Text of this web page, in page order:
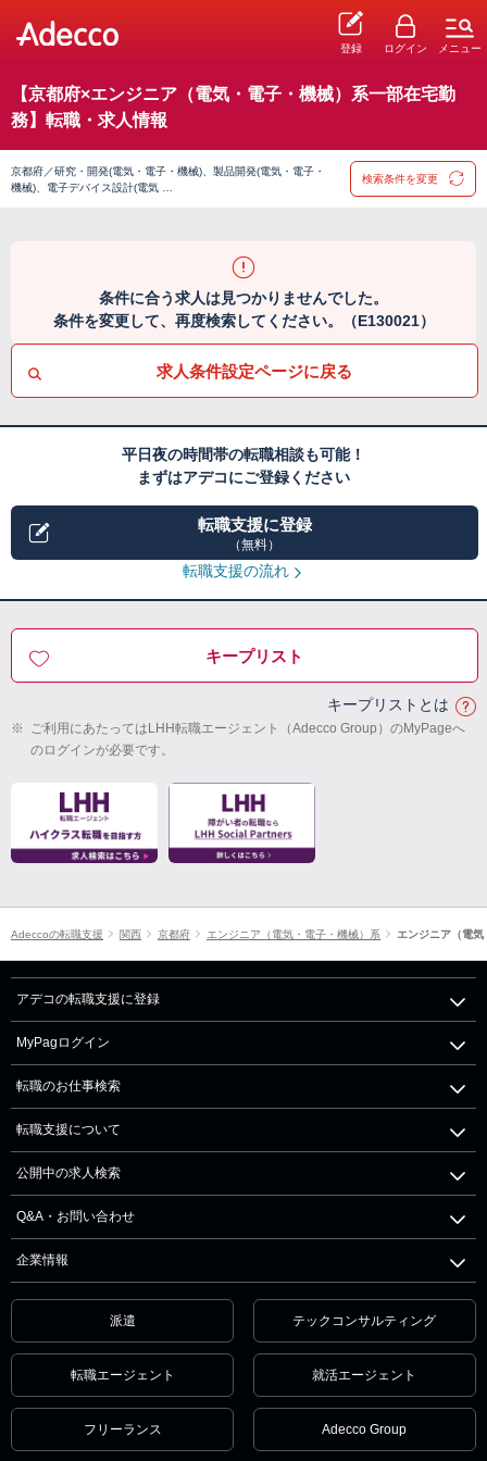
登録 ログイン メニュー
【京都府×エンジニア（電気・電子・機械）系一部在宅勤
務】転職・求人情報
京都府／研究・開発(電気・電子・機械)、製品開発(電気・電子・
機械)、電子デバイス設計(電気 …
検索条件を変更
条件に合う求人は見つかりませんでした。
条件を変更して、再度検索してください。（E130021）
求人条件設定ページに戻る
平日夜の時間帯の転職相談も可能！
まずはアデコにご登録ください
転職支援に登録
（無料）
転職支援の流れ
キープリスト
キープリストとは
※ ご利用にあたってはLHH転職エージェント（Adecco Group）のMyPageへ
のログインが必要です。
Adeccoの転職支援 関西 京都府 エンジニア（電気・電子・機械）系 エンジニア（電
アデコの転職支援に登録
MyPagログイン
転職のお仕事検索
転職支援について
公開中の求人検索
Q&A・お問い合わせ
企業情報
派遣 テックコンサルティング
転職エージェント 就活エージェント
フリーランス Adecco Group